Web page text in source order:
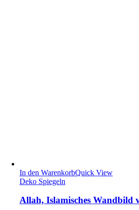
In den WarenkorbQuick View
Deko Spiegeln
Allah, Islamisches Wandbild